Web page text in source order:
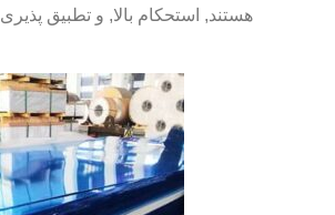
هستند, استحکام بالا, و تطبیق